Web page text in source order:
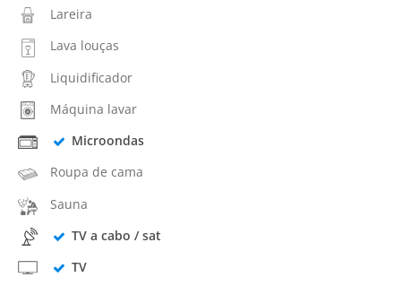
Lareira
Lava louças
Liquidificador
Máquina lavar
Microondas
Roupa de cama
Sauna
TV a cabo / sat
TV